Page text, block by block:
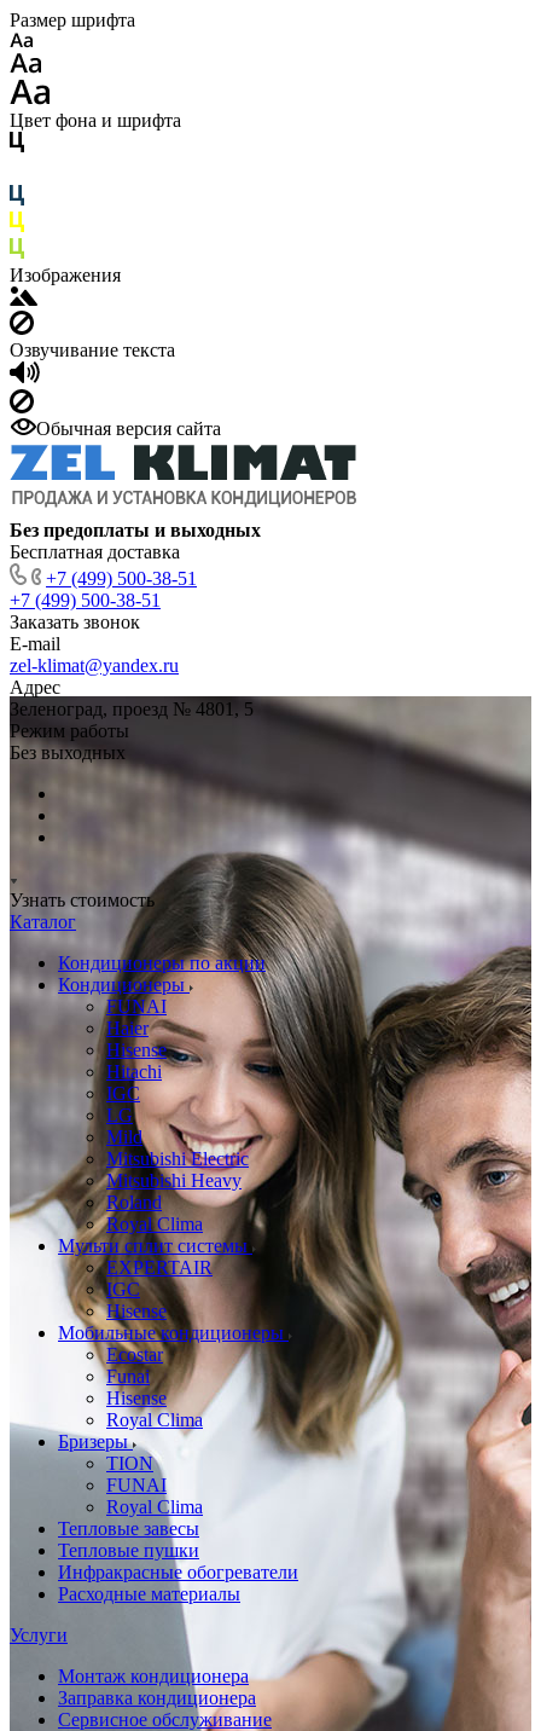
Размер шрифта
Цвет фона и шрифта
Изображения
Озвучивание текста
Обычная версия сайта
Без предоплаты и выходных
Бесплатная доставка
+7 (499) 500-38-51
+7 (499) 500-38-51
Заказать звонок
E-mail
zel-klimat@yandex.ru
Адрес
Зеленоград, проезд № 4801, 5
Режим работы
Без выходных
Узнать стоимость
Каталог
Кондиционеры по акции
Кондиционеры
FUNAI
Haier
Hisense
Hitachi
IGC
LG
Mild
Mitsubishi Electric
Mitsubishi Heavy
Roland
Royal Clima
Мульти сплит системы
EXPERTAIR
IGC
Hisense
Мобильные кондиционеры
Ecostar
Funai
Hisense
Royal Clima
Бризеры
TION
FUNAI
Royal Clima
Тепловые завесы
Тепловые пушки
Инфракрасные обогреватели
Расходные материалы
Услуги
Монтаж кондиционера
Заправка кондиционера
Сервисное обслуживание